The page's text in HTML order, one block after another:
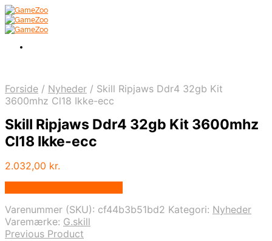
Forside / Nyheder / Skill Ripjaws Ddr4 32gb Kit
3600mhz Cl18 Ikke-ecc
Skill Ripjaws Ddr4 32gb Kit 3600mhz
Cl18 Ikke-ecc
2.032,00 kr.
Varenummer (SKU): cf44b3b51bd2 Kategori: Nyheder
Varemærke: G.skill
Previous Product